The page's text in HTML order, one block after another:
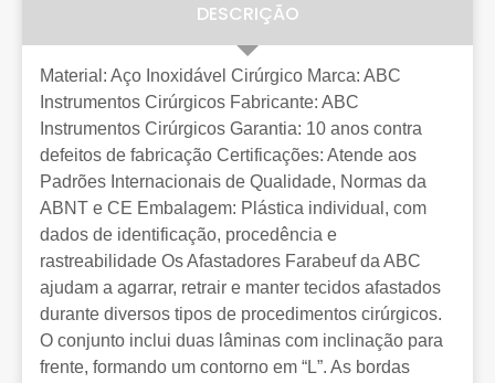
DESCRIÇÃO
Material: Aço Inoxidável Cirúrgico Marca: ABC
Instrumentos Cirúrgicos Fabricante: ABC
Instrumentos Cirúrgicos Garantia: 10 anos contra
defeitos de fabricação Certificações: Atende aos
Padrões Internacionais de Qualidade, Normas da
ABNT e CE Embalagem: Plástica individual, com
dados de identificação, procedência e
rastreabilidade Os Afastadores Farabeuf da ABC
ajudam a agarrar, retrair e manter tecidos afastados
durante diversos tipos de procedimentos cirúrgicos.
O conjunto inclui duas lâminas com inclinação para
frente, formando um contorno em “L”. As bordas